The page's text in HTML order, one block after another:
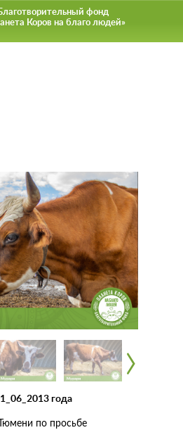
фонд
Коров на благо людей»
‹
‹
по просьбе
года